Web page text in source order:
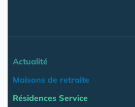
Actualité
Maisons de retraite
Résidences Service